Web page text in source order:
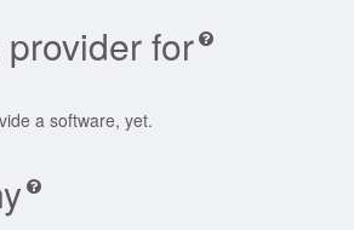
for
a software, yet.